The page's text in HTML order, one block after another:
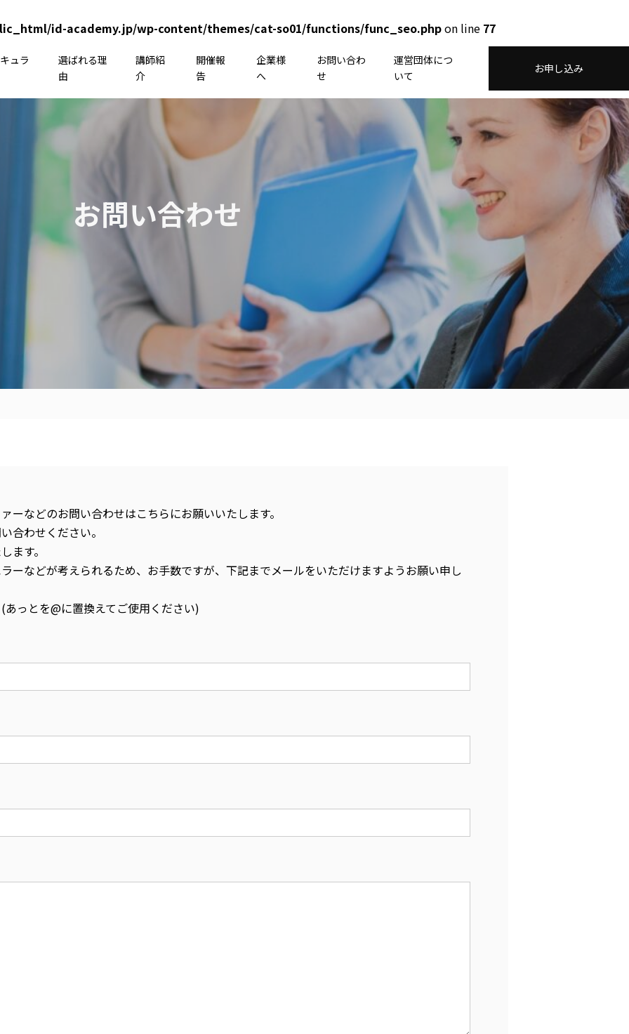
id-academy.jp/wp-content/themes/cat-so01/functions/func_seo.phpon line 77
ュラ
選ばれる理
由
講師紹
介
開催報
告
企業様
へ
お問い合わ
せ
運営団体につ
いて
お申し込み
お問い合わせ
ーなどのお問い合わせはこちらにお願いいたします。
合わせください。
ます。
ーなどが考えられるため、お手数ですが、下記までメールをいただけますようお願い申し
っとを@に置換えてご使用ください)